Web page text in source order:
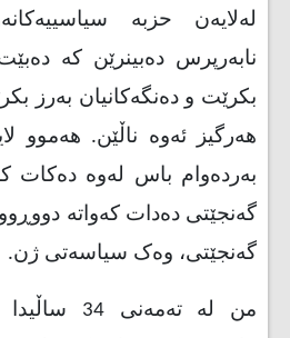
لەلایەن حزبە
نابەرپرس دەبینرێن کە
بکرێت و دەنگەکانیان بەرز
هەرگیز ئەوە ناڵێن. هەموو
بەردەوام باس لەوە دەکات
گەنجێتی دەدات کەواتە
گەنجێتی، وەک سیاسەتی ژن.
من لە